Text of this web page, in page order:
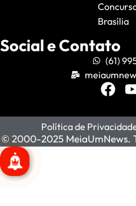
Brasília
Social e Contato
(61)
Política de
© 2000-2025 MeiaUmNews.